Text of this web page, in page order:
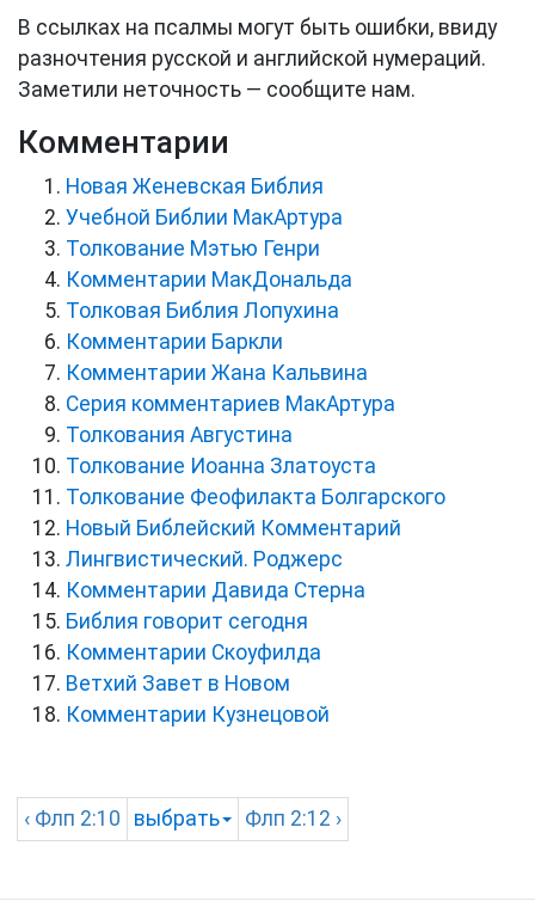
В ссылках на псалмы могут быть ошибки, ввиду
разночтения русской и английской нумераций.
Заметили неточность — сообщите нам.
Комментарии
Новая Женевская Библия
Учебной Библии МакАртура
Толкование Мэтью Генри
Комментарии МакДональда
Толковая Библия Лопухина
Комментарии Баркли
Комментарии Жана Кальвина
Серия комментариев МакАртура
Толкования Августина
Толкование Иоанна Златоуста
Толкование Феофилакта Болгарского
Новый Библейский Комментарий
Лингвистический. Роджерс
Комментарии Давида Стерна
Библия говорит сегодня
Комментарии Скоуфилда
Ветхий Завет в Новом
Комментарии Кузнецовой
‹ Флп 2:10 выбрать Флп 2:12 ›